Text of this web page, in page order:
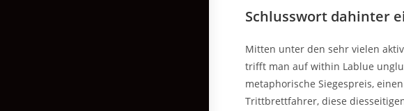
Schlusswort dahinter
Mitten unter den sehr vielen
trifft man auf within Lablue
metaphorische Siegespreis,
Trittbrettfahrer, diese